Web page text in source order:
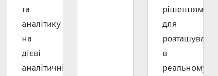
та
аналітику
на
дієві
аналітичні
рішенням
для
в
реальному